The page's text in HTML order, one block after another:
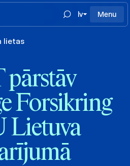
lv Menu
lietas
Forsikring
Lietuva